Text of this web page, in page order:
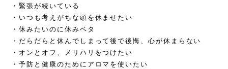
・緊張が続いている
・いつも考えがちな頭を休ませたい
・休みたいのに休みベタ
・だらだらと休んでしまって後で後悔、心が休まらない
・オンとオフ、メリハリをつけたい
・予防と健康のためにアロマを使いたい